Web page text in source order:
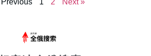
1 2 Next »